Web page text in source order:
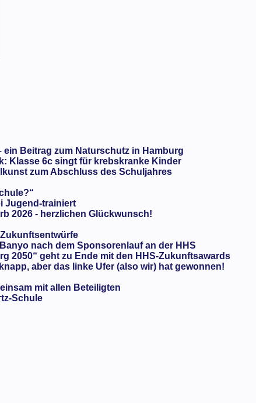
Beitrag zum Naturschutz in Hamburg
Klasse 6c singt für krebskranke Kinder
zum Abschluss des Schuljahres
Jugend-trainiert
2026 - herzlichen Glückwunsch!
nach dem Sponsorenlauf an der HHS
2050“ geht zu Ende mit den HHS-Zukunftsawards
aber das linke Ufer (also wir) hat gewonnen!
mit allen Beteiligten
Schule